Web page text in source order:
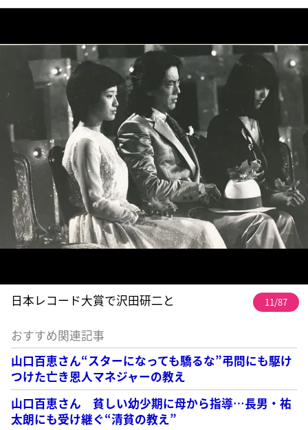
日本レコード大賞で沢田研二と 11/87
おすすめ関連記事
山口百恵さん“スターになっても驕るな”弔問にも駆け
つけた亡き恩人マネジャーの教え
山口百恵さん 貧しい幼少期に母から指導…長男・祐
太朗にも受け継ぐ“清貧の教え”